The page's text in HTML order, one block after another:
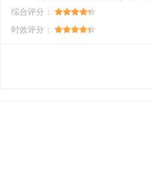
综合评分：
时效评分：